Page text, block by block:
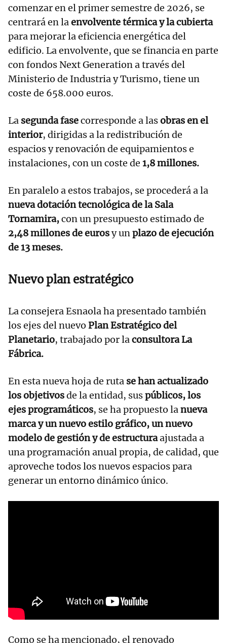
comenzar en el primer semestre de 2026, se
centrará en laenvolvente térmica y la cubierta
para mejorar la eficiencia energética del
edificio. La envolvente, que se financia en parte
con fondos Next Generation a través del
Ministerio de Industria y Turismo, tiene un
coste de 658.000 euros.
La segunda fasecorresponde a lasobras en el
interior, dirigidas a la redistribución de
espacios y renovación de equipamientos e
instalaciones, con un coste de 1,8 millones.
En paralelo a estos trabajos, se procederá a la
nueva dotación tecnológica de la Sala
Tornamira,con un presupuesto estimado de
2,48 millones de eurosy unplazo de ejecución
de 13 meses.
Nuevo plan estratégico
La consejera Esnaola ha presentado también
los ejes del nuevo Plan Estratégico del
Planetario, trabajado por laconsultora La
Fábrica.
En esta nueva hoja de ruta se han actualizado
los objetivosde la entidad, suspúblicos, los
ejes programáticos, se ha propuesto lanueva
marca y un nuevo estilo gráfico, un nuevo
modelo de gestión y de estructuraajustada a
una programación anual propia, de calidad, que
aproveche todos los nuevos espacios para
generar un entorno dinámico único.
Como se ha mencionado, el renovado